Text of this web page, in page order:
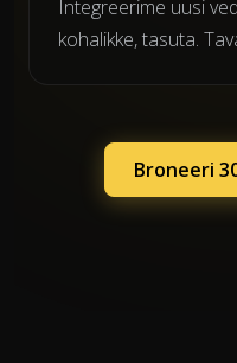
Integreerime uusi
kohalikke, tasuta.
Broneeri